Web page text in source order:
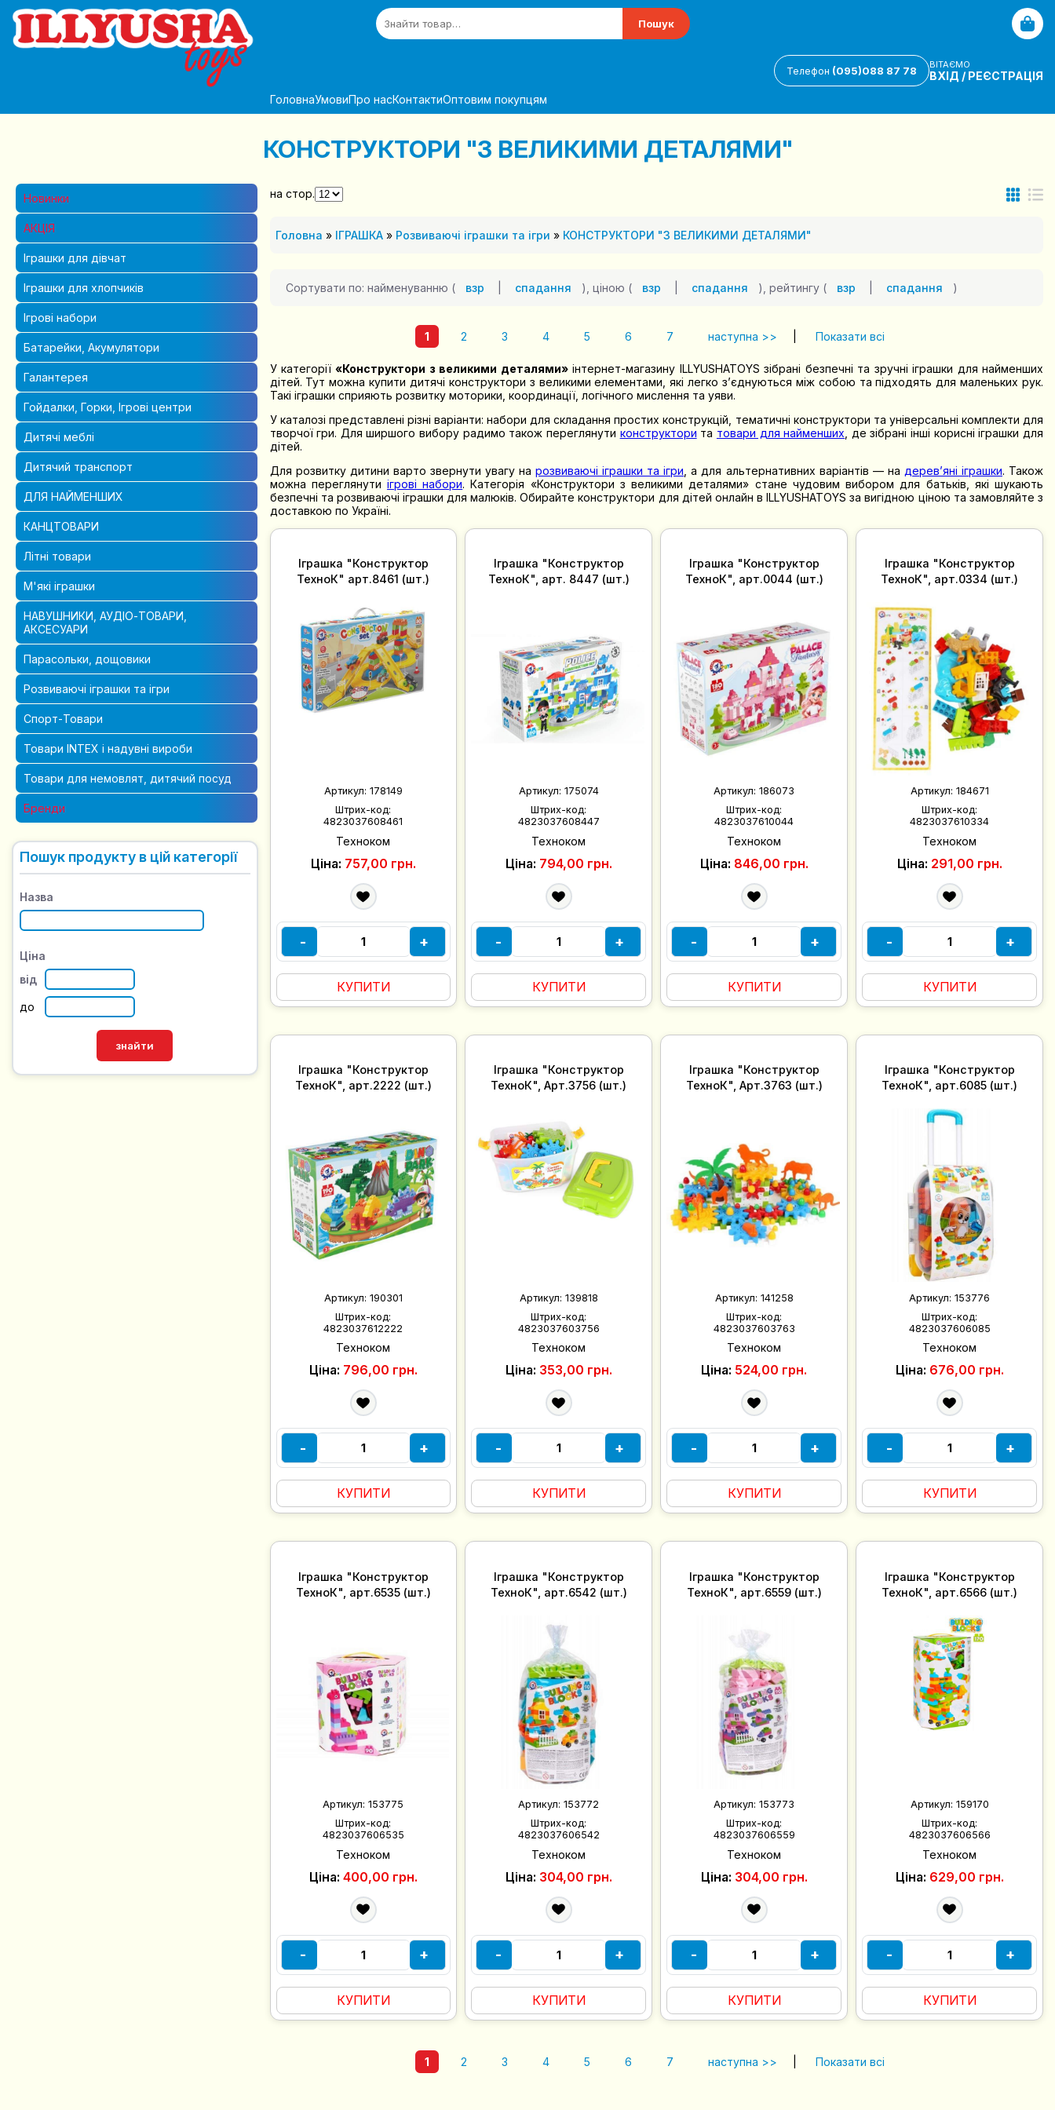
Пошук
Телефон (095)088 87 78
ВІТАЄМО
ВХІД / РЕЄСТРАЦІЯ
ГоловнаУмовиПро насКонтактиОптовим покупцям
КОНСТРУКТОРИ "З ВЕЛИКИМИ ДЕТАЛЯМИ"
Новинки
АКЦІЯ
Іграшки для дівчат
ТРЮМО
ВІЗОЧКИ, ЛІЖЕЧКА,
МАГАЗИНИ
КОСМЕТИКА ДИТЯЧА,
ТЕХНІКА, ПОСУД І
Пупси та інтерактивні
ПЛЕТІННЯ БРАСЛЕТІВ
Іграшки для хлопчиків
РОГАТКИ, МЕЧІ, ШАБЛІ
ЗБРОЯ НА КУЛЬКАХ ТА
ЗБРОІ, ТИР, БІНОКЛІ
ТРАНСПОРТ
керуванні
Машинки пластмасові
ІГРОВІ НАБОРИ ДЛЯ
БІЛЬЯРД, ХОККЕЙ
АРМІЯ, СОЛДАТИ,
ЗАПУСКАЛКИ СЕНСОРНІ
НАБОРИ ІГРАШКОВИХ
РОБОТИ,
Ігрові набори
СВІТЛЯШКИ, АНТИСТРЕС
МІКРОСКОП, ТЕЛЕСКОП,
КАЛЕЙДОСКОП
ОСТАННІ НАДХОДЖЕННЯ
ДРАКОНИ
Батарейки, Акумулятори
BANK
Галантерея
КОСМЕТИЧКИ
Гойдалки, Горки, Ігрові центри
Дитячі меблі
СТОЛИКИ
СТІЛЬЧИКИ ДЛЯ
Дитячий транспорт
КОЛІСНІ"12"
Велосипеди 2-х колісні
"16"
"18"
Велосипеди 2-х колісні
"24-28"
ВЕЛОСИПЕДИ 3-Х
МОТОЦИКЛИ,
КАРТИ (ПЕДАЛЬНІ
ТРАКТОРИ ПЕДАЛЬНІ
ДЛЯ НАЙМЕНШИХ
НЕВАЛЯЙКА, ДЗИГА, ЙО
ЙО
СВІТИЛЬНИК ДИТЯЧИЙ,
КАНЦТОВАРИ
РОЗМАЛЬОВКИ, ДЕКОР,
КАНЦЕЛЯРСЬКЕ
ФАРБИ, ОЛІВЦІ, НАБОРИ
Літні товари
НАБОРИ
ВІТРЯЧКИ, ВЕРТУШКИ,
ІГРАШКИ
М'які іграшки
ВІТЧИЗНЯНІ ВИРОБНИКИ
НАВУШНИКИ, АУДІО-ТОВАРИ,
АКСЕСУАРИ
ІНШЕ
РАДІО, КОЛОНКИ
CD-ДИСКИ
Парасольки, дощовики
Розвиваючі іграшки та ігри
ІНСТРУМЕНТИ
ІНТЕРАКТИВНІ ТА
Спорт-Товари
РАКЕТКИ
Товари INTEX і надувні вироби
МЕБЛІ
Товари для немовлят, дитячий посуд
Бренди
Пошук продукту в цій категорії
Назва
Ціна
від
до
на стор.
Головна » ІГРАШКА» Розвиваючі іграшки та ігри » КОНСТРУКТОРИ "З ВЕЛИКИМИ ДЕТАЛЯМИ"
Сортувати по: найменуванню ( взр спадання ), ціною ( взр спадання ), рейтингу ( взр спадання )
1 2 3 4 5 6 7 наступна >> Показати всі
У категорії«Конструктори з великими деталями»інтернет-магазину ILLYUSHATOYS зібрані безпечні та зручні іграшки для найменших
дітей. Тут можна купити дитячі конструктори з великими елементами, які легко з’єднуються між собою та підходять для маленьких рук.
Такі іграшки сприяють розвитку моторики, координації, логічного мислення та уяви.
У каталозі представлені різні варіанти: набори для складання простих конструкцій, тематичні конструктори та універсальні комплекти для
творчої гри. Для ширшого вибору радимо також переглянути конструктори та товари для найменших , де зібрані інші корисні іграшки для
дітей.
Для розвитку дитини варто звернути увагу нарозвиваючі іграшки та ігри , а для альтернативних варіантів — на дерев’яні іграшки. Також
можна переглянути ігрові набори. Категорія «Конструктори з великими деталями» стане чудовим вибором для батьків, які шукають
безпечні та розвиваючі іграшки для малюків. Обирайте конструктори для дітей онлайн в ILLYUSHATOYS за вигідною ціною та замовляйте з
доставкою по Україні.
Іграшка "Конструктор
ТехноК" арт.8461 (шт.)
Артикул: 178149
Штрих-код:
4823037608461
Техноком
Ціна: 757,00 грн.
- +
КУПИТИ
Іграшка "Конструктор
ТехноК", арт. 8447 (шт.)
Артикул: 175074
Штрих-код:
4823037608447
Техноком
Ціна: 794,00 грн.
- +
КУПИТИ
Іграшка "Конструктор
ТехноК", арт.0044 (шт.)
Артикул:186073
Штрих-код:
4823037610044
Техноком
Ціна: 846,00 грн.
- +
КУПИТИ
Іграшка "Конструктор
ТехноК", арт.0334 (шт.)
Артикул: 184671
Штрих-код:
4823037610334
Техноком
Ціна: 291,00 грн.
- +
КУПИТИ
Іграшка "Конструктор
ТехноК", арт.2222 (шт.)
Артикул: 190301
Штрих-код:
4823037612222
Техноком
Ціна: 796,00 грн.
- +
КУПИТИ
Іграшка "Конструктор
ТехноК", Арт.3756 (шт.)
Артикул: 139818
Штрих-код:
4823037603756
Техноком
Ціна: 353,00 грн.
- +
КУПИТИ
Іграшка "Конструктор
ТехноК", Арт.3763 (шт.)
Артикул: 141258
Штрих-код:
4823037603763
Техноком
Ціна: 524,00 грн.
- +
КУПИТИ
Іграшка "Конструктор
ТехноК", арт.6085 (шт.)
Артикул:153776
Штрих-код:
4823037606085
Техноком
Ціна: 676,00 грн.
- +
КУПИТИ
Іграшка "Конструктор
ТехноК", арт.6535 (шт.)
Артикул:153775
Штрих-код:
4823037606535
Техноком
Ціна: 400,00 грн.
- +
КУПИТИ
Іграшка "Конструктор
ТехноК", арт.6542 (шт.)
Артикул:153772
Штрих-код:
4823037606542
Техноком
Ціна: 304,00 грн.
- +
КУПИТИ
Іграшка "Конструктор
ТехноК", арт.6559 (шт.)
Артикул:153773
Штрих-код:
4823037606559
Техноком
Ціна: 304,00 грн.
- +
КУПИТИ
Іграшка "Конструктор
ТехноК", арт.6566 (шт.)
Артикул: 159170
Штрих-код:
4823037606566
Техноком
Ціна: 629,00 грн.
- +
КУПИТИ
1 2 3 4 5 6 7 наступна >> Показати всі